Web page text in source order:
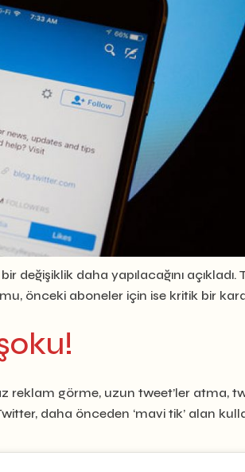
değişiklik daha yapılacağını açıkladı.
önceki aboneler için ise kritik bir
reklam görme, uzun tweet’ler atma,
daha önceden ‘mavi tik’ alan